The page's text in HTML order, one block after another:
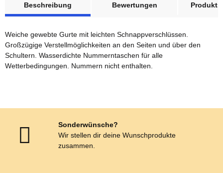
Beschreibung
Bewertungen
Weiche gewebte Gurte mit leichten Schnappverschlüssen.
Großzügige Verstellmöglichkeiten an den Seiten und über den
Schultern. Wasserdichte Nummerntaschen für alle
Wetterbedingungen. Nummern nicht enthalten.
Sonderwünsche?
Wir stellen dir deine Wunschprodukte
zusammen.